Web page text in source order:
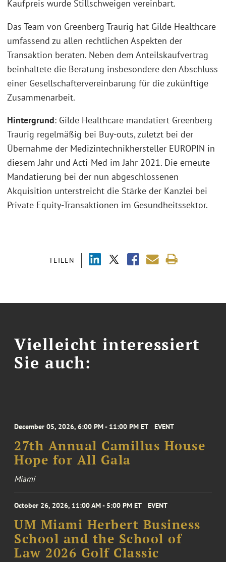
TEILEN
Kaufpreis wurde Stillschweigen vereinbart.
Das Team von Greenberg Traurig hat Gilde Healthcare
umfassend zu allen rechtlichen Aspekten der
Transaktion beraten. Neben dem Anteilskaufvertrag
beinhaltete die Beratung insbesondere den Abschluss
einer Gesellschaftervereinbarung für die zukünftige
Zusammenarbeit.
Hintergrund: Gilde Healthcare mandatiert Greenberg
Traurig regelmäßig bei Buy-outs, zuletzt bei der
Übernahme der Medizintechnikhersteller EUROPIN in
diesem Jahr und Acti-Med im Jahr 2021. Die erneute
Mandatierung bei der nun abgeschlossenen
Akquisition unterstreicht die Stärke der Kanzlei bei
Private Equity-Transaktionen im Gesundheitssektor.
Vielleicht interessiert
Sie auch:
December 05, 2026, 6:00 PM - 11:00 PM ET EVENT
27th Annual Camillus House
Hope for All Gala
Miami
October 26, 2026, 11:00 AM - 5:00 PM ET EVENT
UM Miami Herbert Business
School and the School of
Law 2026 Golf Classic